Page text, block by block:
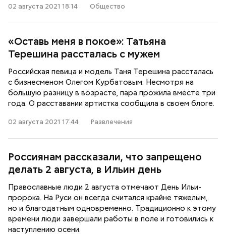
02 августа 2021 18:14 Общество
«Оставь меня в покое»: Татьяна
Терешина рассталась с мужем
Российская певица и модель Таня Терешина рассталась
с бизнесменом Олегом Курбатовым. Несмотря на
большую разницу в возрасте, пара прожила вместе три
года. О расставании артистка сообщила в своем блоге.
02 августа 2021 17:44 Развлечения
Россиянам рассказали, что запрещено
делать 2 августа, в Ильин день
Православные люди 2 августа отмечают День Ильи-
пророка. На Руси он всегда считался крайне тяжелым,
но и благодатным одновременно. Традиционно к этому
времени люди завершали работы в поле и готовились к
наступлению осени.